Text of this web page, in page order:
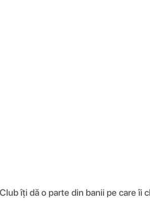
îți dă o parte din banii pe care îi